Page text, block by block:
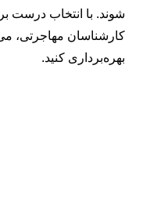
شوند. با انتخاب درست
کارشناسان مهاجرتی،
بهره‌برداری کنید.